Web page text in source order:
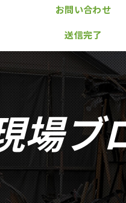
お問い合わせ
送信完了
場ブ